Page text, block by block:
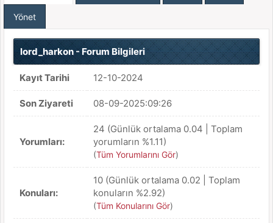
Yönet
lord_harkon - Forum Bilgileri
Kayıt Tarihi 12-10-2024
Son Ziyareti 08-09-2025:09:26
Yorumları:
24 (Günlük ortalama 0.04 | Toplam
yorumların %1.11)
(Tüm Yorumlarını Gör)
Konuları:
10 (Günlük ortalama 0.02 | Toplam
konuların %2.92)
(Tüm Konularını Gör)